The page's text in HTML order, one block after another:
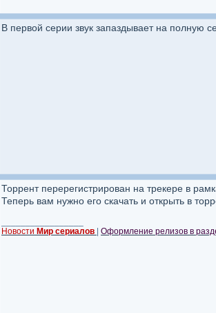
В первой серии звук запаздывает на полную
Торрент перерегистрирован на трекере в
Теперь вам нужно его скачать и открыть в
Новости Мир сериалов Оформление релизов в